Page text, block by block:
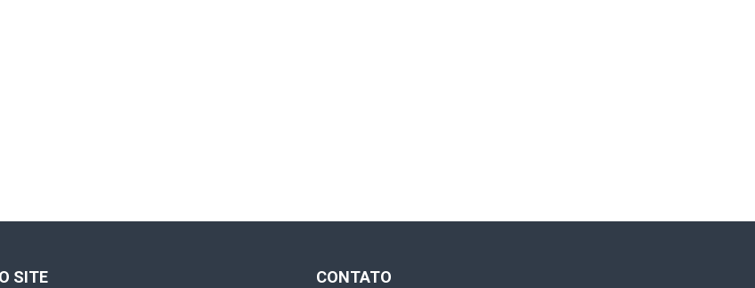
SITE CONTATO